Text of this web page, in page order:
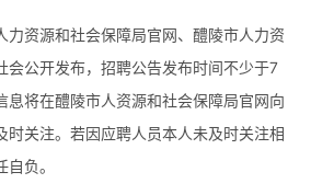
力资源和社会保障局官网、醴陵市人力资
会公开发布，招聘公告发布时间不少于7
息将在醴陵市人资源和社会保障局官网向
时关注。若因应聘人员本人未及时关注相
负。